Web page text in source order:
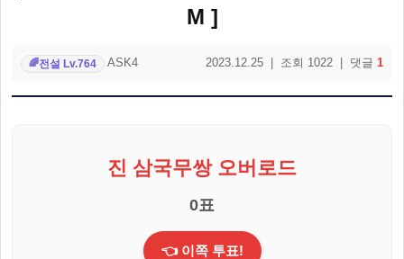
M ]
🌈전설 Lv.764 ASK4 2023.12.25 | 조회 1022 | 댓글 1
진 삼국무쌍 오버로드
0표
👈 이쪽 투표!